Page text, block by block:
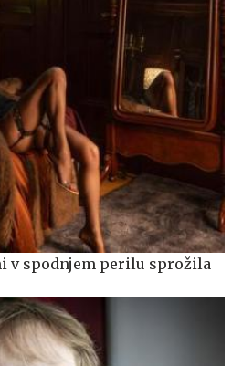
v spodnjem perilu sprožila